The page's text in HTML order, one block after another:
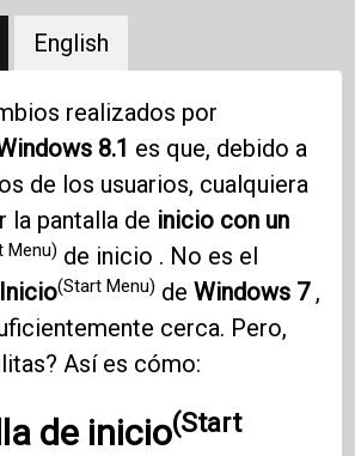
English
realizados por
8.1 es que, debido a
de los usuarios, cualquiera
la pantalla de inicio con un
Menu) de inicio . No es el
(Start Menu) deWindows 7,
cerca. Pero,
Así es cómo:
de inicio(Start